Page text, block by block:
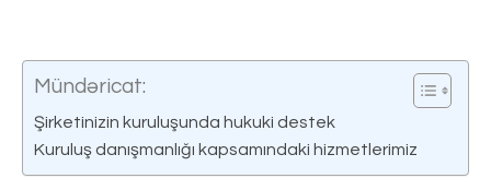
Mündəricat:
Şirketinizin kuruluşunda hukuki destek
Kuruluş danışmanlığı kapsamındaki hizmetlerimiz